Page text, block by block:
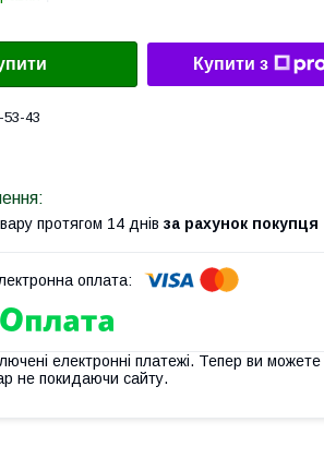
Купити з
53-43
протягом 14 днів за рахунок покупця
електронні платежі. Тепер ви можете
не покидаючи сайту.